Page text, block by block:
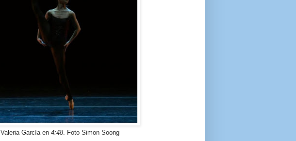
Valeria García en 4:48. Foto Simon Soong